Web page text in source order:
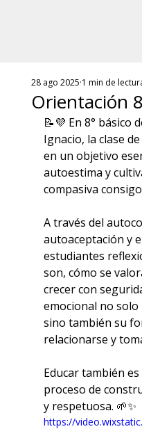
Orientación
28 ago 2025 1 min de
📝💜 En 8° básico
Ignacio, la clase
en un objetivo
autoestima y
compasiva
A través del
autoaceptación y
estudiantes
son, cómo se
crecer con
emocional no
sino también su
relacionarse y
Educar también
proceso de
y respetuosa. 🌱✨
https://